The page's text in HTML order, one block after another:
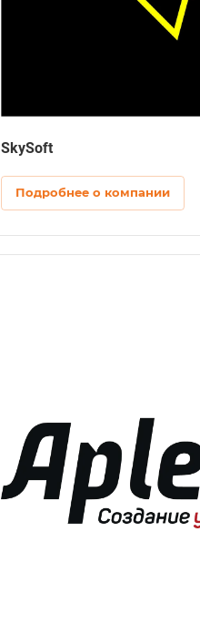
SkySoft
Подробнее о компании